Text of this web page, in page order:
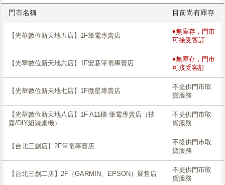
門市名稱 目前尚有庫存
【光華數位新天地五店】1F筆電專賣店
♦無庫存，門市
可接受客訂
【光華數位新天地六店】1F宏碁筆電專賣店
♦無庫存，門市
可接受客訂
【光華數位新天地七店】1F微星專賣店
不提供門市取
貨服務
【光華數位新天地八店】1F A11櫃-筆電專賣店（技
嘉/DIY組裝桌機）
不提供門市取
貨服務
【台北三創店】2F筆電專賣店
不提供門市取
貨服務
【台北三創二店】2F（GARMIN、EPSON）展售店
不提供門市取
貨服務